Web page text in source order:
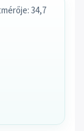
34,7